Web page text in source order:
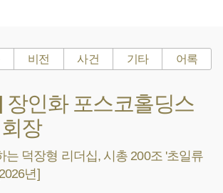
비전 사건 기타 어록
장인화 포스코홀딩스
장
는 덕장형 리더십, 시총 200조 '초일류
년]